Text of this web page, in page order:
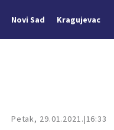
Novi Sad Kragujevac
Petak, 29.01.2021. 16:33